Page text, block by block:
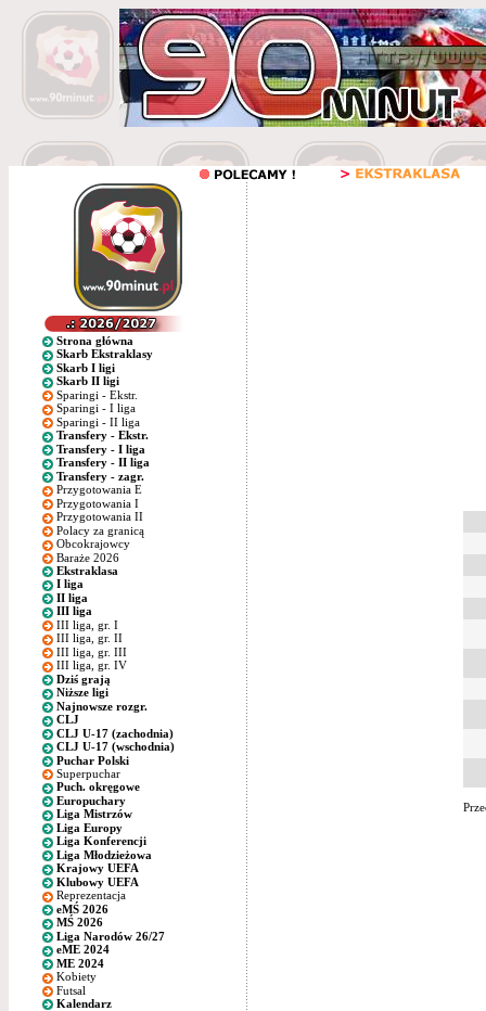
Strona główna
Skarb Ekstraklasy
Skarb I ligi
Skarb II ligi
Sparingi - Ekstr.
Sparingi - I liga
Sparingi - II liga
Transfery - Ekstr.
Transfery - I liga
Transfery - II liga
Transfery - zagr.
Przygotowania E
Przygotowania I
Przygotowania II
Polacy za granicą
Obcokrajowcy
Baraże 2026
Ekstraklasa
I liga
II liga
III liga
III liga, gr. I
III liga, gr. II
III liga, gr. III
III liga, gr. IV
Dziś grają
Niższe ligi
Najnowsze rozgr.
CLJ
CLJ U-17 (zachodnia)
CLJ U-17 (wschodnia)
Puchar Polski
Superpuchar
Puch. okręgowe
Europuchary
Liga Mistrzów
Liga Europy
Liga Konferencji
Liga Młodzieżowa
Krajowy UEFA
Klubowy UEFA
Reprezentacja
eMŚ 2026
MŚ 2026
Liga Narodów 26/27
eME 2024
ME 2024
Kobiety
Futsal
Kalendarz